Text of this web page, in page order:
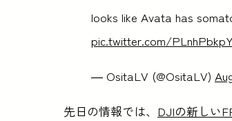
looks like Avata has
pic.twitter.com/
— OsitaLV (@OsitaLV)
先日の情報では、 DJIの新しい